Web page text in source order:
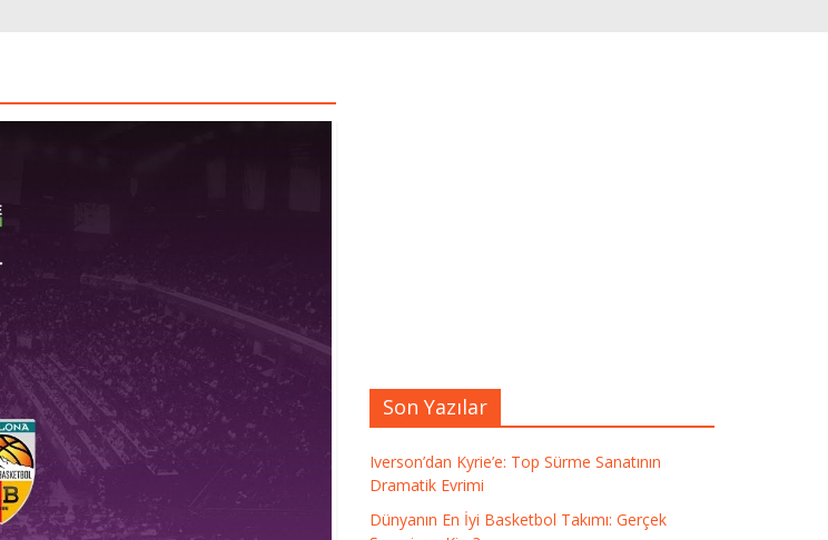
Son Yazılar
Iverson’dan Kyrie’e: Top Sürme Sanatının
Dramatik Evrimi
Dünyanın En İyi Basketbol Takımı: Gerçek